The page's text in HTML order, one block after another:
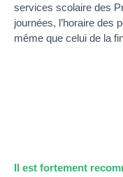
services scolaire des
journées, l’horaire des
même que celui de la
Il est fortement